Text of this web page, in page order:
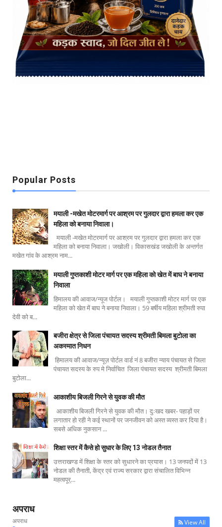
Popular Posts
मयाली -मखेत मोटरमार्ग पर आश्रम पर गुलदार द्वारा हमला कर एक
महिला को बनाया निवाला।
मयाली -मखेत मोटरमार्ग पर आश्रम पर गुलदार द्वारा हमला कर एक
महिला को बनाया निवाला। जखोली। विकासखंड जखोली के अन्तर्गत
मखेत गांव के आश्रम नाम...
मयाली गुप्तकाशी मोटर मार्ग पर एक महिला को खेत में बाघ ने बनाया
निवाला
हिमालय की आवाज/न्यूज पोर्टल। मयाली गुप्तकाशी मोटर मार्ग पर एक
महिला को खेत में बाघ ने बनाया निवाला। 59 बर्षीय महिला श्रीमती रुपा
देवी को ब...
बजीरा क्षेत्र से जिला पंचायत सदस्य श्रीमती बिमला बुटोला का
अकस्मात निधन
हिमालय की आवाज/न्यूज़ पोर्टल वार्ड नं 8 बजीरा न्याय पंचायत से जिला
पंचायत सदस्य के रुप मे निर्वाचित जिला पंचायत सदस्य श्रीमती बिमला
बुटोला...
आकाशीय बिजली गिरने से युवक की मौत
आकाशीय बिजली गिरने से युवक की मौत। दुःखद खबर- पहाड़ों पर
लगातार हो रही ने कई स्थानों पर जनजीवन को अस्त व्यस्त कर दिया है।
सबसे अधिक नुकसान ...
शिक्षा स्तर में कैसे हो सुधार के लिए 13 नोडल तैनात
उत्तराखण्ड में शिक्षा के स्तर को सुधारने का प्रयास। 13 जनपदों में 13
नोडल की तैनाती, केंद्र एवं राज्य सरकार द्वारा संचालित विभिन्न
महत्वपूर्...
अपराध
अपराध View All